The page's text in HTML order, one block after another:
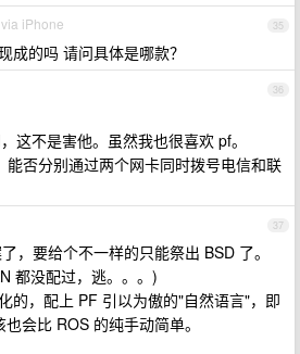
35
iPhone
成的吗 请问具体是哪款？
36
这不是害他。虽然我也很喜欢 pf。
能否分别通过两个网卡同时拨号电信和联
37
，要给个不一样的只能祭出 BSD 了。
都没配过，逃。。。)
的，配上 PF 引以为傲的"自然语言"，即
会比 ROS 的纯手动简单。